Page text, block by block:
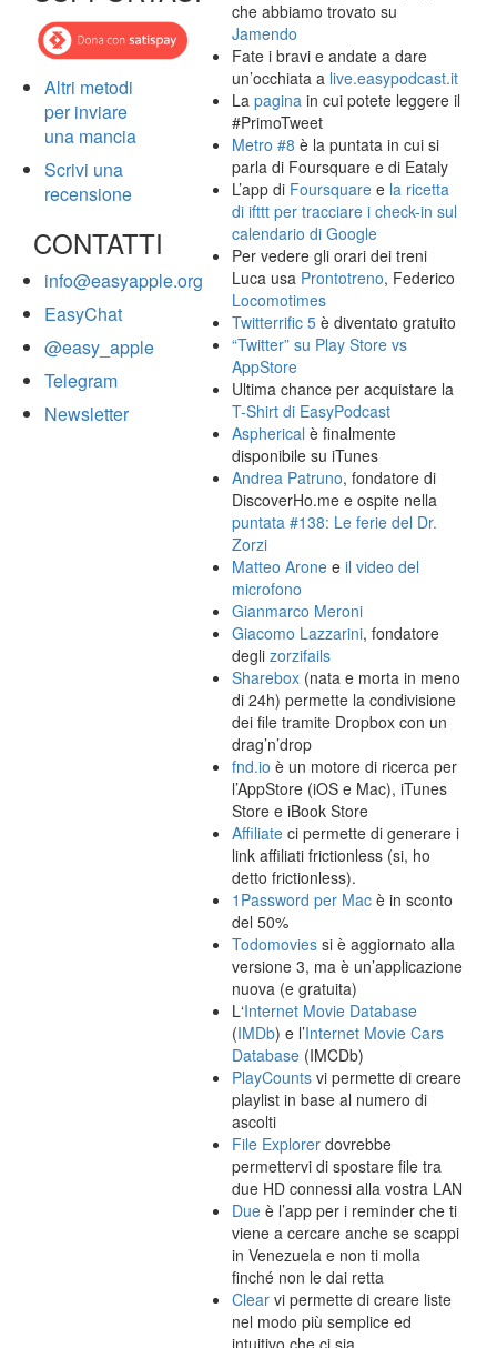
Altri metodi
per inviare
una mancia
Scrivi una
recensione
CONTATTI
info@easyapple.org
EasyChat
@easy_apple
Telegram
Newsletter
che abbiamo trovato su
Jamendo
Fate i bravi e andate a dare
un’occhiata a live.easypodcast.it
Lapagina in cui potete leggere il
#PrimoTweet
Metro #8 è la puntata in cui si
parla di Foursquare e di Eataly
L’app di Foursquare e la ricetta
di ifttt per tracciare i check-in sul
calendario di Google
Per vedere gli orari dei treni
Luca usa Prontotreno, Federico
Locomotimes
Twitterrific 5 è diventato gratuito
“Twitter” su Play Store vs
AppStore
Ultima chance per acquistare la
T-Shirt di EasyPodcast
Aspherical è finalmente
disponibile su iTunes
Andrea Patruno, fondatore di
DiscoverHo.me e ospite nella
puntata #138: Le ferie del Dr.
Zorzi
Matteo Arone eil video del
microfono
Gianmarco Meroni
Giacomo Lazzarini, fondatore
deglizorzifails
Sharebox (nata e morta in meno
di 24h) permette la condivisione
dei file tramite Dropbox con un
drag’n’drop
fnd.io è un motore di ricerca per
l’AppStore (iOS e Mac), iTunes
Store e iBook Store
Affiliate ci permette di generare i
link affiliati frictionless (si, ho
detto frictionless).
1Password per Mac è in sconto
del 50%
Todomovies si è aggiornato alla
versione 3, ma è un’applicazione
nuova (e gratuita)
L‘Internet Movie Database
(IMDb) e l’Internet Movie Cars
Database (IMCDb)
PlayCounts vi permette di creare
playlist in base al numero di
ascolti
File Explorer dovrebbe
permettervi di spostare file tra
due HD connessi alla vostra LAN
Due è l’app per i reminder che ti
viene a cercare anche se scappi
in Venezuela e non ti molla
finché non le dai retta
Clear vi permette di creare liste
nel modo più semplice ed
intuitivo che ci sia